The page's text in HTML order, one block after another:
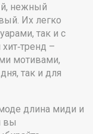
нежный
Их легко
так и с
–
мотивами,
так и для
длина миди и
вы